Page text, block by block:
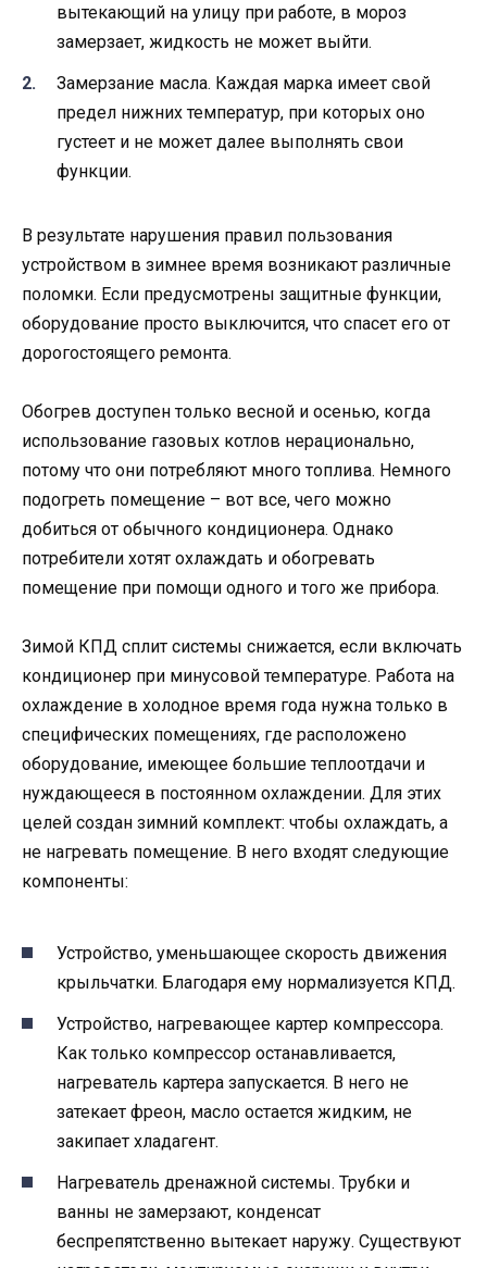
вытекающий на улицу при работе, в мороз
замерзает, жидкость не может выйти.
Замерзание масла. Каждая марка имеет свой
предел нижних температур, при которых оно
густеет и не может далее выполнять свои
функции.
В результате нарушения правил пользования
устройством в зимнее время возникают различные
поломки. Если предусмотрены защитные функции,
оборудование просто выключится, что спасет его от
дорогостоящего ремонта.
Обогрев доступен только весной и осенью, когда
использование газовых котлов нерационально,
потому что они потребляют много топлива. Немного
подогреть помещение – вот все, чего можно
добиться от обычного кондиционера. Однако
потребители хотят охлаждать и обогревать
помещение при помощи одного и того же прибора.
Зимой КПД сплит системы снижается, если включать
кондиционер при минусовой температуре. Работа на
охлаждение в холодное время года нужна только в
специфических помещениях, где расположено
оборудование, имеющее большие теплоотдачи и
нуждающееся в постоянном охлаждении. Для этих
целей создан зимний комплект: чтобы охлаждать, а
не нагревать помещение. В него входят следующие
компоненты:
Устройство, уменьшающее скорость движения
крыльчатки. Благодаря ему нормализуется КПД.
Устройство, нагревающее картер компрессора.
Как только компрессор останавливается,
нагреватель картера запускается. В него не
затекает фреон, масло остается жидким, не
закипает хладагент.
Нагреватель дренажной системы. Трубки и
ванны не замерзают, конденсат
беспрепятственно вытекает наружу. Существуют